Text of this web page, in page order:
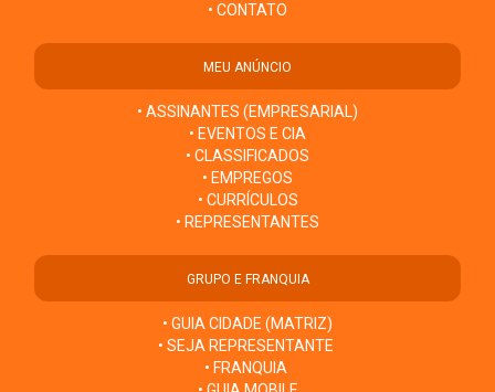
• CONTATO
MEU ANÚNCIO
• ASSINANTES (EMPRESARIAL)
• EVENTOS E CIA
• CLASSIFICADOS
• EMPREGOS
• CURRÍCULOS
• REPRESENTANTES
GRUPO E FRANQUIA
• GUIA CIDADE (MATRIZ)
• SEJA REPRESENTANTE
• FRANQUIA